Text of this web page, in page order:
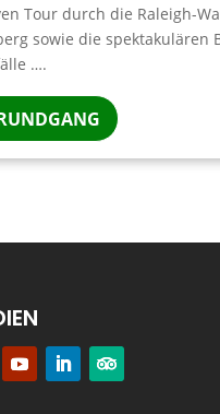
Tour durch die Raleigh-
sowie die spektakulären
….